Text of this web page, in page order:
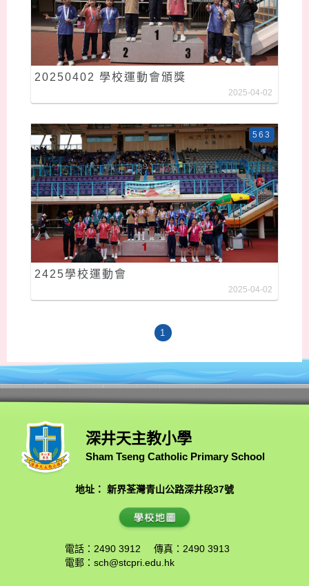
20250402 學校運動會頒獎
2025-04-02
2425學校運動會
563
2025-04-02
1
深井天主教小學
Sham Tseng Catholic Primary School
地址： 新界荃灣青山公路深井段37號
電話：2490 3912
傳真：2490 3913
電郵： sch@stcpri.edu.hk